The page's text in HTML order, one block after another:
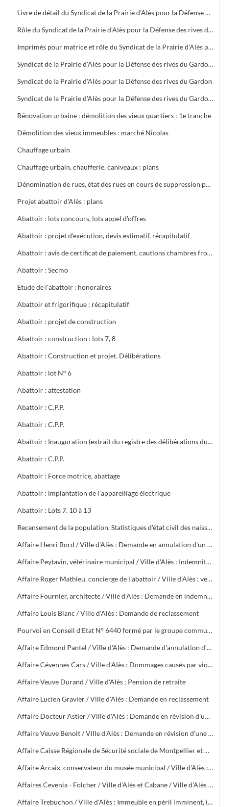
Livre de détail du Syndicat de la Prairie d'Alès pour la Défense des rives du Gardon
Rôle du Syndicat de la Prairie d'Alès pour la Défense des rives du Gardon
Imprimés pour matrice et rôle du Syndicat de la Prairie d'Alès pour la Défense des rives du Gardon
Syndicat de la Prairie d'Alès pour la Défense des rives du Gardon : dépenses et recettes, travaux, matrice et rôle du syndicat
Syndicat de la Prairie d'Alès pour la Défense des rives du Gardon
Syndicat de la Prairie d'Alès pour la Défense des rives du Gardon : réparations des dégâts causées par les crues de 1953 - 1954, compte rendu de réunions, correspondance, dissolution du 25 juin 1971
Rénovation urbaine : démolition des vieux quartiers : 1e tranche
Démolition des vieux immeubles : marché Nicolas
Chauffage urbain
Chauffage urbain, chaufferie, caniveaux : plans
Dénomination de rues, état des rues en cours de suppression partielle ou totale, plans généraux (1945) Ville d'Alès (1962 - 1966)
Projet abattoir d'Alès : plans
Abattoir : lots concours, lots appel d'offres
Abattoir : projet d'exécution, devis estimatif, récapitulatif
Abattoir : avis de certificat de paiement, cautions chambres froides, procès verbaux, devis estimatifs détaillés
Abattoir : Secmo
Etude de l'abattoir : honoraires
Abattoir et frigorifique : récapitulatif
Abattoir : projet de construction
Abattoir : construction : lots 7, 8
Abattoir : Construction et projet. Délibérations
Abattoir : lot N° 6
Abattoir : attestation
Abattoir : C.P.P.
Abattoir : C.P.P.
Abattoir : Inauguration (extrait du registre des délibérations du Conseil Municipal)
Abattoir : C.P.P.
Abattoir : Force motrice, abattage
Abattoir : implantation de l'appareillage électrique
Abattoir : Lots 7, 10 à 13
Recensement de la population. Statistiques d'état civil des naissances et de la mortalité des années 1923 à 1942
Affaire Henri Bord / Ville d'Alès : Demande en annulation d'un arrêté de révocation
Affaire Peytavin, vétérinaire municipal / Ville d'Alès : Indemnité forfaitaire de cherté de vie
Affaire Roger Mathieu, concierge de l'abattoir / Ville d'Alès : versement retraite, titularisation
Affaire Fournier, architecte / Ville d'Alès : Demande en indemnité pour rupture abusive de contrat
Affaire Louis Blanc / Ville d'Alès : Demande de reclassement
Pourvoi en Conseil d'Etat N° 6440 formé par le groupe communiste du Conseil Municipal d'Alès contre une décision de rejet en date du 5 décembre 1949. Instance contre délibération du Conseil Municipal du 10 décembre 1948
Affaire Edmond Pantel / Ville d'Alès : Demande d'annulation d'un arrêté de mise à la retraite d'office
Affaire Cévennes Cars / Ville d'Alès : Dommages causés par violence à un autocar de la société
Affaire Veuve Durand / Ville d'Alès : Pension de retraite
Affaire Lucien Gravier / Ville d'Alès : Demande en reclassement
Affaire Docteur Astier / Ville d'Alès : Demande en révision d'une pension de retraite
Affaire Veuve Benoit / Ville d'Alès : Demande en révision d'une pension
Affaire Caisse Régionale de Sécurité sociale de Montpellier et Caisse Primaire de Sécurité sociale du Gard / Ville d'Alès : Demande de remboursement de sommes versées par accident sur la voie publique à M. Boissin
Affaire Arcaix, conservateur du musée municipal / Ville d'Alès : Demande en reclassement
Affaires Cevenia - Folcher / Ville d'Alès et Cabane / Ville d'Alès : Tarif des droits de pesage et mesurage (1912), non paiement de la taxe d'abattoir (1954 - 1956)
Affaire Trebuchon / Ville d'Alès : Immeuble en péril imminent, interdiction d'habiter ou de pénétrer, non renouvellement du bail des locaux situés, 18 rue Fabrerie